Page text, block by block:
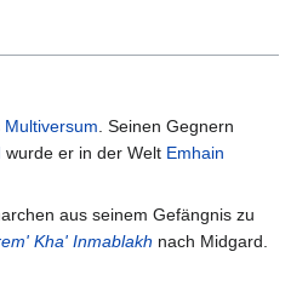
Multiversum . Seinen Gegnern
wurde er in der Welt Emhain
aus seinem Gefängnis zu
Kha' Inmablakh nach Midgard.